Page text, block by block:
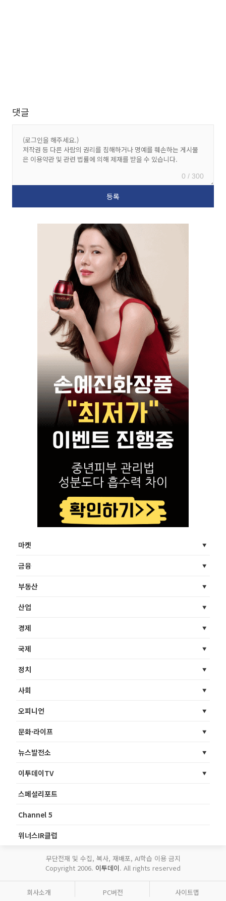
댓글
0 / 300
마켓
금융
부동산
산업
경제
국제
정치
사회
오피니언
문화·라이프
뉴스발전소
이투데이TV
스페셜리포트
Channel 5
위너스IR클럽
무단전재 및 수집, 복사, 재배포, AI학습 이용 금지
Copyright 2006. 이투데이. All rights reserved
회사소개 PC버전 사이트맵